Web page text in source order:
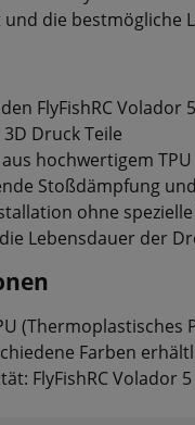
die bestmögliche
FlyFishRC Volador
Druck Teile
hochwertigem TPU
Stoßdämpfung
ohne
Lebensdauer der
(Thermoplastisches
Farben
FlyFishRC Volador